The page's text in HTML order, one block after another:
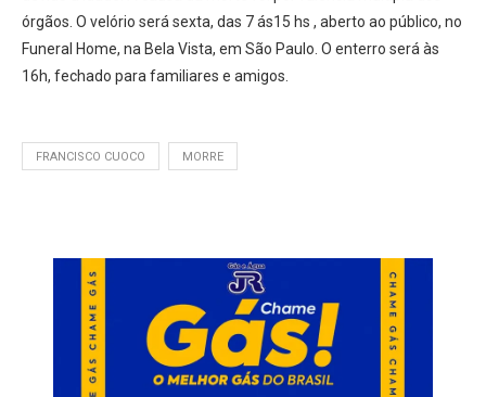
órgãos. O velório será sexta, das 7 ás15 hs , aberto ao público, no
Funeral Home, na Bela Vista, em São Paulo. O enterro será às
16h, fechado para familiares e amigos.
FRANCISCO CUOCO MORRE